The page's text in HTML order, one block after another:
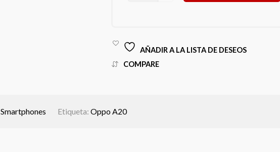
AÑADIR A LA LISTA DE DESEOS
COMPARE
Smartphones Etiqueta: Oppo A20